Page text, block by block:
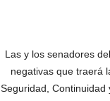
Las y los senadores
negativas que traerá
Seguridad, Continuidad